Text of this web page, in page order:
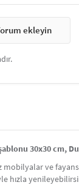
ekleyin
30x30 cm,
mobilyalar ve
hızla